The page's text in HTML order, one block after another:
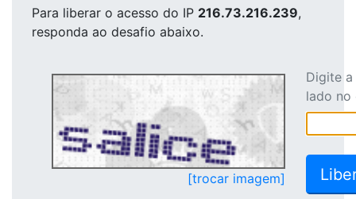
Para liberar o acesso do IP 216.73.216.239,
responda ao desafio abaixo.
[trocar imagem]
Digite
lado no